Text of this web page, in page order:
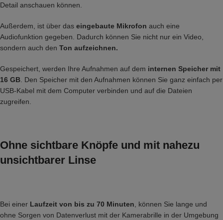
Detail anschauen können.
Außerdem, ist über das eingebaute Mikrofon auch eine
Audiofunktion gegeben. Dadurch können Sie nicht nur ein Video,
sondern auch den Ton aufzeichnen.
Gespeichert, werden Ihre Aufnahmen auf dem internen Speicher mit
16 GB . Den Speicher mit den Aufnahmen können Sie ganz einfach per
USB-Kabel mit dem Computer verbinden und auf die Dateien
zugreifen.
Ohne sichtbare Knöpfe und mit nahezu
unsichtbarer Linse
Bei einer Laufzeit von bis zu 70 Minuten , können Sie lange und
ohne Sorgen von Datenverlust mit der Kamerabrille in der Umgebung